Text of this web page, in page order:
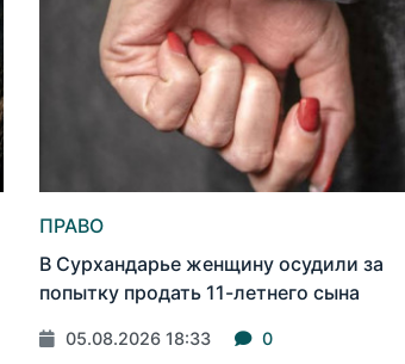
ПРАВО
В Сурхандарье женщину осудили за
попытку продать 11-летнего сына
05.08.2026 18:33 0